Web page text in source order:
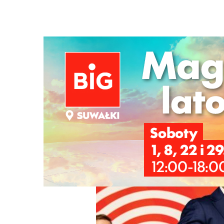
Ścieżka
nawigacyjna
Strona główna Wiadomości z regionu/
WIADOMOŚCI Z REGIONU 04/11/2025/8 Komentarzy
Suwalczanin wiceprzewodniczącym